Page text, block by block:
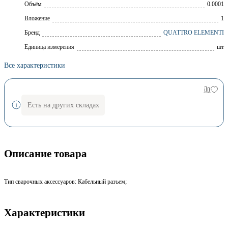
Объём
0.0001
Вложение
1
Брeнд
QUATTRO ELEMENTI
Единица измерения
шт
Все характеристики
Есть на других складах
Описание товара
Тип сварочных аксессуаров: Кабельный разъем;
Характеристики